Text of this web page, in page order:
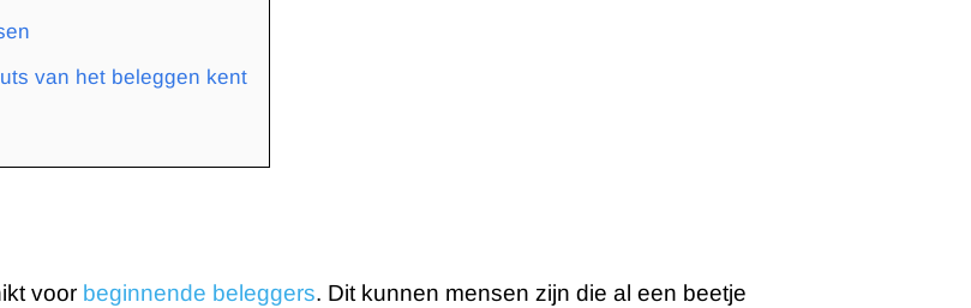
van het beleggen kent
voor beginnende beleggers. Dit kunnen mensen zijn die al een beetje